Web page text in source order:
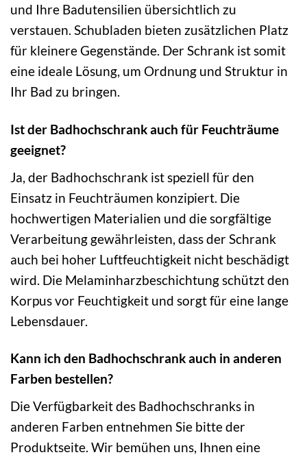
und Ihre Badutensilien übersichtlich zu
verstauen. Schubladen bieten zusätzlichen Platz
für kleinere Gegenstände. Der Schrank ist somit
eine ideale Lösung, um Ordnung und Struktur in
Ihr Bad zu bringen.
Ist der Badhochschrank auch für Feuchträume
geeignet?
Ja, der Badhochschrank ist speziell für den
Einsatz in Feuchträumen konzipiert. Die
hochwertigen Materialien und die sorgfältige
Verarbeitung gewährleisten, dass der Schrank
auch bei hoher Luftfeuchtigkeit nicht beschädigt
wird. Die Melaminharzbeschichtung schützt den
Korpus vor Feuchtigkeit und sorgt für eine lange
Lebensdauer.
Kann ich den Badhochschrank auch in anderen
Farben bestellen?
Die Verfügbarkeit des Badhochschranks in
anderen Farben entnehmen Sie bitte der
Produktseite. Wir bemühen uns, Ihnen eine